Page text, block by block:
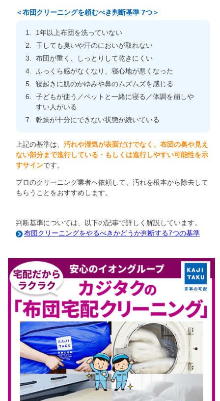
＜布団クリーニングを頼むべき判断基準 7つ＞
1年以上布団を洗っていない
干しても臭いや汗のにおいが取れない
布団が重く、しっとりして乾きにくい
ふっくら感がなくなり、寝心地が悪くなった
寝起きに肌のかゆみや鼻のムズムズを感じる
子どもが使う／ペットと一緒に寝る／体調を崩しや
すい人がいる
乾燥が十分にできない状態が続いている
上記の基準は、 汚れや湿気が表面だけでなく、布団の奥や見え
ない部分まで進行している・もしくは進行しやすい可能性を示
すサインです。
プロのクリーニング業者へ依頼して、汚れを根本から除去して
もらうことをおすすめします。
判断基準については、以下の記事で詳しく解説しています。
布団クリーニングをやるべきかどうか判断する7つの基準